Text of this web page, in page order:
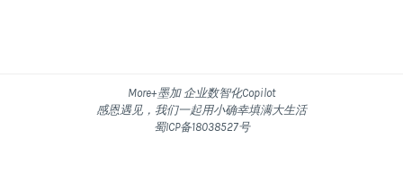
More+墨加 企业数智化Copilot
感恩遇见，我们一起用小确幸填满大生活
蜀ICP备18038527号